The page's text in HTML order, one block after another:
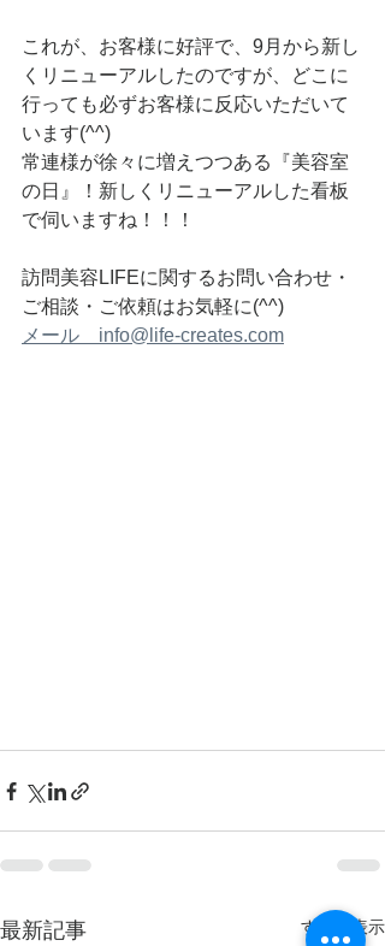
これが、お客様に好評で、9月から新し
くリニューアルしたのですが、どこに
行っても必ずお客様に反応いただいて
います(^^)
常連様が徐々に増えつつある『美容室
の日』！新しくリニューアルした看板
で伺いますね！！！
訪問美容LIFEに関するお問い合わせ・
ご相談・ご依頼はお気軽に(^^)
メール　info@life-creates.com
最新記事 すべて表示